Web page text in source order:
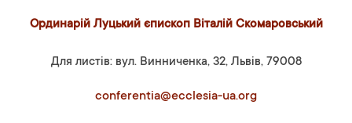
Ординарій Луцький єпископ Віталій Скомаровський
Для листів: вул. Винниченка, 32, Львів, 79008
conferentia@ecclesia-ua.org